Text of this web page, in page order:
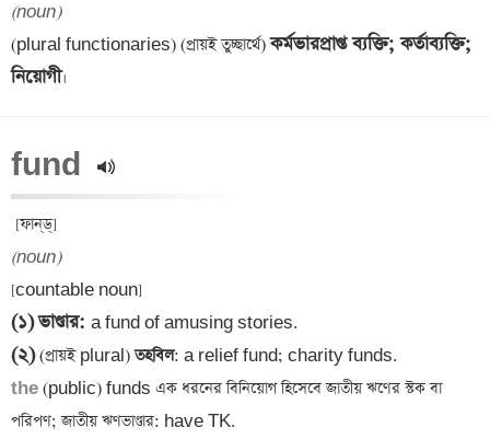
(noun)
(plural functionaries) (প্রায়ই তুচ্ছার্থে) কর্মভারপ্রাপ্ত ব্যক্তি; কর্তাব্যক্তি;
নিয়োগী
fund
(noun)
(১)ভাণ্ডার:
(২) (প্রায়ই plural) তহবিল
the (public) funds এক ধরনের বিনিয়োগ হিসেবে জাতীয় ঋণের স্টক বা